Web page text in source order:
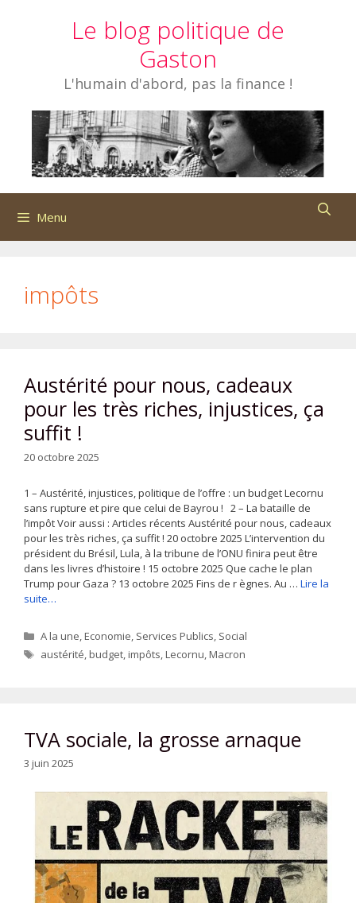
Le blog politique de
Gaston
L'humain d'abord, pas la finance !
Menu
impôts
Austérité pour nous, cadeaux
pour les très riches, injustices, ça
suffit !
20 octobre 2025
1 – Austérité, injustices, politique de l’offre : un budget Lecornu
sans rupture et pire que celui de Bayrou ! 2 – La bataille de
l’impôt Voir aussi : Articles récents Austérité pour nous, cadeaux
pour les très riches, ça suffit ! 20 octobre 2025 L’intervention du
président du Brésil, Lula, à la tribune de l’ONU finira peut être
dans les livres d’histoire ! 15 octobre 2025 Que cache le plan
Trump pour Gaza ? 13 octobre 2025 Fins de r ègnes. Au … Lire la
suite…
Catégories
A la une,Economie, Services Publics, Social
Étiquettes
austérité,budget,impôts,Lecornu,Macron
TVA sociale, la grosse arnaque
3 juin 2025